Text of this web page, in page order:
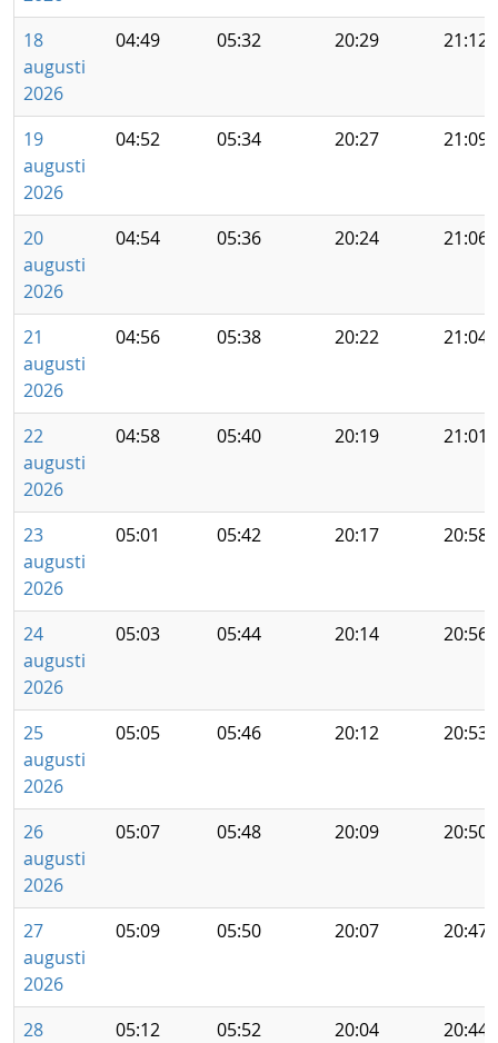
18
augusti
2026
04:49 05:32 20:29 21:12
19
augusti
2026
04:52 05:34 20:27 21:09
20
augusti
2026
04:54 05:36 20:24 21:06
21
augusti
2026
04:56 05:38 20:22 21:04
22
augusti
2026
04:58 05:40 20:19 21:01
23
augusti
2026
05:01 05:42 20:17 20:58
24
augusti
2026
05:03 05:44 20:14 20:56
25
augusti
2026
05:05 05:46 20:12 20:53
26
augusti
2026
05:07 05:48 20:09 20:50
27
augusti
2026
05:09 05:50 20:07 20:47
28
05:12 05:52 20:04 20:44